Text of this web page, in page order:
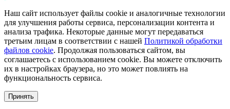
Наш сайт использует файлы cookie и аналогичные технологии
для улучшения работы сервиса, персонализации контента и
анализа трафика. Некоторые данные могут передаваться
третьим лицам в соответствии с нашей Политикой обработки
файлов cookie. Продолжая пользоваться сайтом, вы
соглашаетесь с использованием cookie. Вы можете отключить
их в настройках браузера, но это может повлиять на
функциональность сервиса.
Принять